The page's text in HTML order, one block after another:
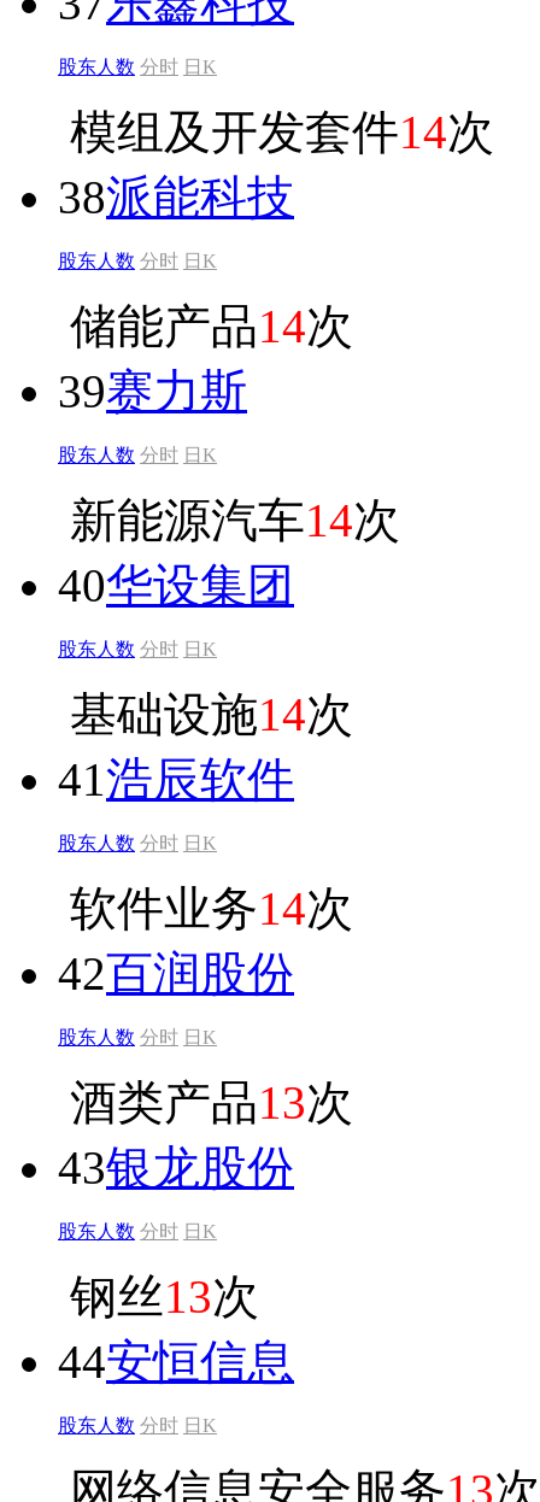
股东人数 分时 日K
模组及开发套件14次
38派能科技
股东人数 分时 日K
储能产品14次
39赛力斯
股东人数 分时 日K
新能源汽车14次
40华设集团
股东人数 分时 日K
基础设施14次
41浩辰软件
股东人数 分时 日K
软件业务14次
42百润股份
股东人数 分时 日K
酒类产品13次
43银龙股份
股东人数 分时 日K
钢丝13次
44安恒信息
股东人数 分时 日K
网络信息安全服务13次